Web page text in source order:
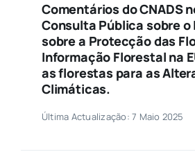
Comentários do CNADS
Consulta Pública sobre o
sobre a Protecção das
Informação Florestal na
as florestas para as
Climáticas.
Última Actualização: 7 Maio 2025